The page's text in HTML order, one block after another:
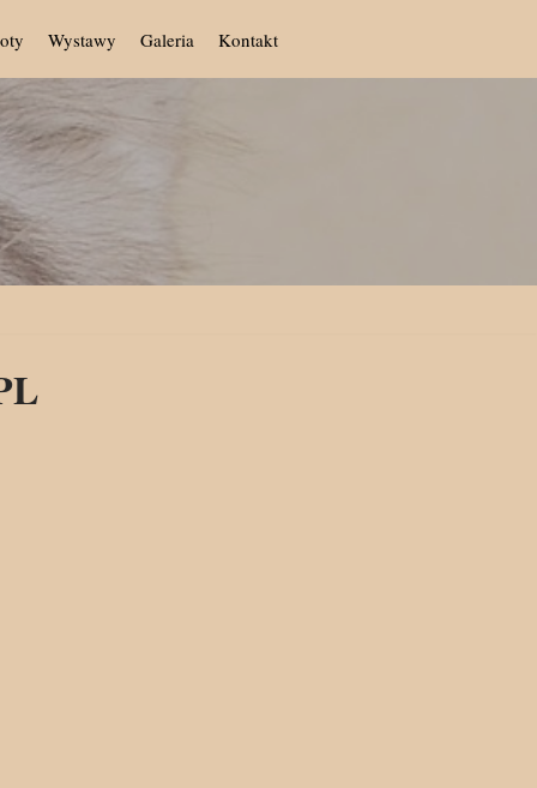
Wystawy Galeria Kontakt